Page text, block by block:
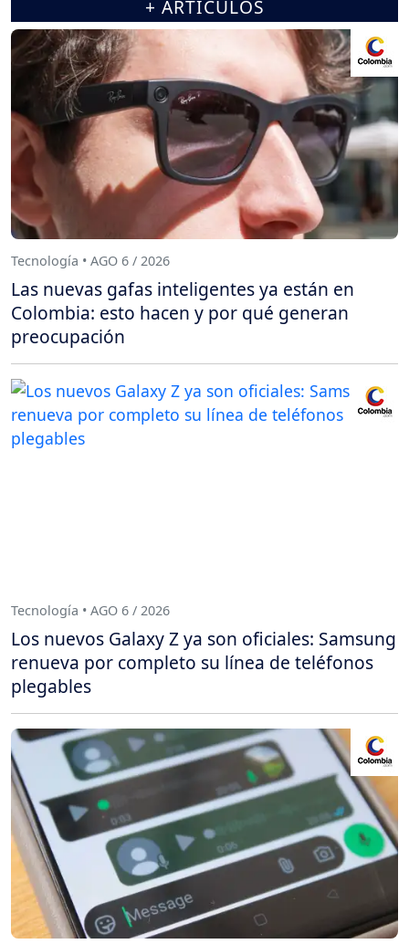
+ ARTÍCULOS
Tecnología • AGO 6 / 2026
Las nuevas gafas inteligentes ya están en
Colombia: esto hacen y por qué generan
preocupación
Tecnología • AGO 6 / 2026
Los nuevos Galaxy Z ya son oficiales: Samsung
renueva por completo su línea de teléfonos
plegables